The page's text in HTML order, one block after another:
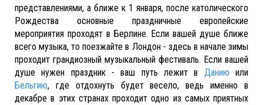
представлениями, а ближе к 1 января, после католического
Рождества основные праздничные европейские
мероприятия проходят в Берлине. Если вашей душе ближе
всего музыка, то поезжайте в Лондон - здесь в начале зимы
проходит грандиозный музыкальный фестиваль. Если вашей
душе нужен праздник - ваш путь лежит в Данию или
Бельгию, где отдохнуть будет весело, ведь именно в
декабре в этих странах проходит одно из самых приятных